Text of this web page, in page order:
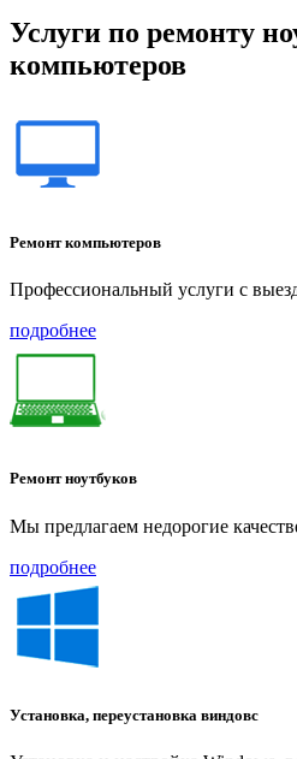
Услуги по ремонту
компьютеров
Ремонт компьютеров
Профессиональный услуги с
подробнее
Ремонт ноутбуков
Мы предлагаем недорогие
подробнее
Установка, переустановка виндовс